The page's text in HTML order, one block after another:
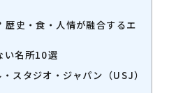
歴史・食・人情が融合するエ
い名所10選
スタジオ・ジャパン（USJ）